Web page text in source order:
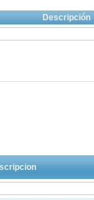
Descripción